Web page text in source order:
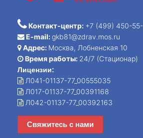
Контакт-центр: +7 (499) 450-
E-mail:gkb81@zdrav.mos.ru
Адрес: Москва, Лобненская 10
Время работы: 24/7 (Стационар)
Лицензии:
Л041-01137-77_00555035
Л017-01137-77_00391168
Л042-01137-77_00392163
Свяжитесь с нами